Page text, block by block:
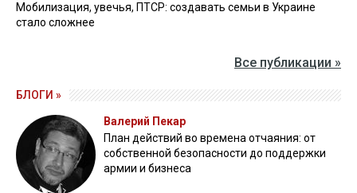
Мобилизация, увечья, ПТСР: создавать семьи в Украине
стало сложнее
Все публикации »
БЛОГИ »
Валерий Пекар
План действий во времена отчаяния: от
собственной безопасности до поддержки
армии и бизнеса